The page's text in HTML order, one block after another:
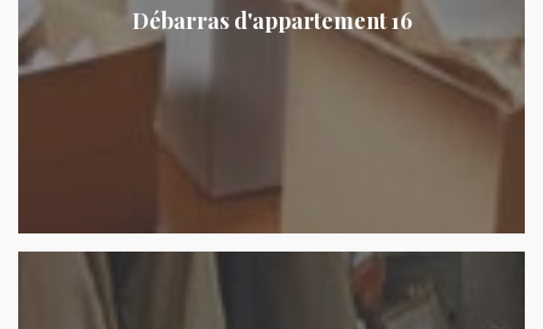
Débarras d'appartement 16